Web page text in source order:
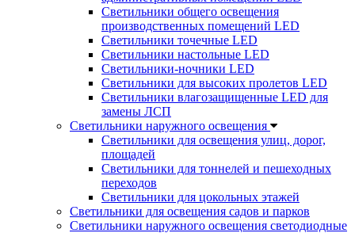
Светильники общего освещения
производственных помещений LED
Светильники точечные LED
Светильники настольные LED
Светильники-ночники LED
Светильники для высоких пролетов LED
Светильники влагозащищенные LED для
замены ЛСП
Светильники наружного освещения
Светильники для освещения улиц, дорог,
площадей
Светильники для тоннелей и пешеходных
переходов
Светильники для цокольных этажей
Светильники для освещения садов и парков
Светильники наружного освещения светодиодные